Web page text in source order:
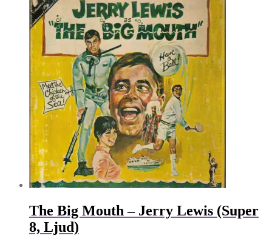
The Big Mouth – Jerry Lewis (Super
8, Ljud)